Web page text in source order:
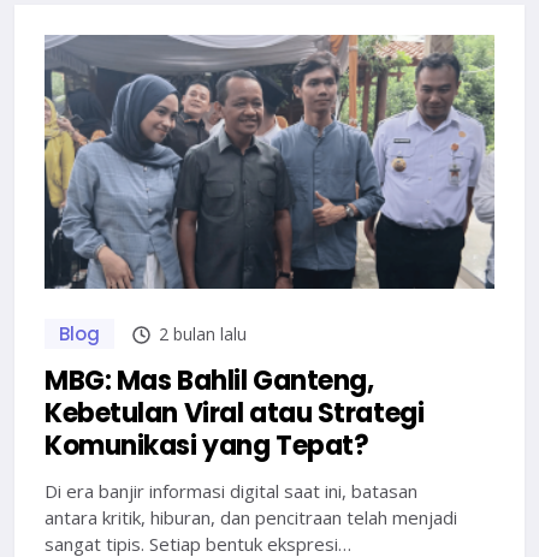
Blog 2 bulan lalu
MBG: Mas Bahlil Ganteng,
Kebetulan Viral atau Strategi
Komunikasi yang Tepat?
Di era banjir informasi digital saat ini, batasan
antara kritik, hiburan, dan pencitraan telah menjadi
sangat tipis. Setiap bentuk ekspresi…